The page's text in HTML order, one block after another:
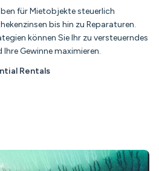
für Mietobjekte steuerlich
bis hin zu Reparaturen.
können Sie Ihr zu versteuerndes
Gewinne maximieren.
Rentals